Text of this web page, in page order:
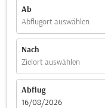
Ab
Abflugort auswählen
Nach
Zielort auswählen
Abflug
fc-booking-departure-
16/08/2026